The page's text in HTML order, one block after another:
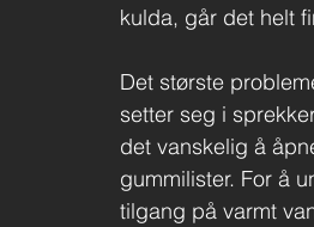
kulda, går det helt
Det største
setter seg i
det vanskelig å
gummilister. For å
tilgang på varmt